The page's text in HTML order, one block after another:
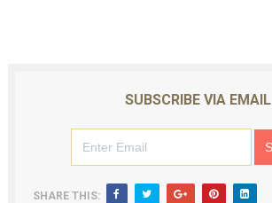
SUBSCRIBE VIA EMAIL
SHARE THIS: